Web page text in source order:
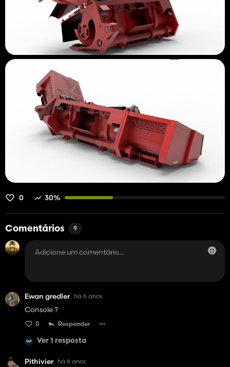
0 30%
Comentários 9
Ewan gredler há 6 anos
Console ?
0 Responder
Ver 1 resposta
Pithivier há 6 anos